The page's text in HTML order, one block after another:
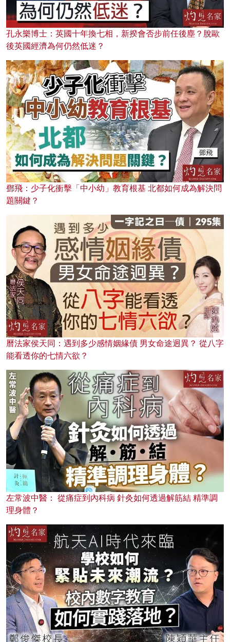
孔永樂博士：英國十年換七相，新揆會否步前任後塵？脫歐
後英國經濟為何仍然低迷？
鄧飛：少子化衝擊「中小幼」教育根基 北都如何成為解決問
題關鍵？
曆法家侯天同：遇到多少感情姻緣債 男女命途迥異？ 從八字
能看透你的七情六欲？
左常波中醫： 從痛症到內科病 針灸如何透過解筋結 精準調
理身體？